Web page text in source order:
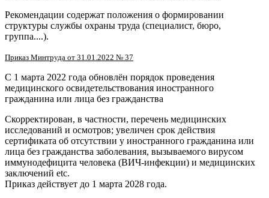
Рекомендации содержат положения о формировании
структуры службы охраны труда (специалист, бюро,
группа....).
Приказ Минтруда от 31.01.2022 № 37
С 1 марта 2022 года обновлён порядок проведения
медицинского освидетельствования иностранного
гражданина или лица без гражданства
Скорректирован, в частности, перечень медицинских
исследований и осмотров; увеличен срок действия
сертификата об отсутствии у иностранного гражданина или
лица без гражданства заболевания, вызываемого вирусом
иммунодефицита человека (ВИЧ-инфекции) и медицинских
заключений etc.
Приказ действует до 1 марта 2028 года.